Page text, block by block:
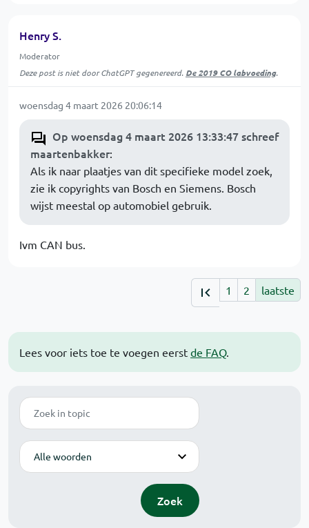
Lees voor iets toe te voegen eerst de FAQ.
Zoek
Modus
Zoek
Henry S.
Moderator
Deze post is niet door ChatGPT gegenereerd. De 2019 CO labvoeding.
woensdag 4 maart 2026 20:06:14
Op woensdag 4 maart 2026 13:33:47 schreef
maartenbakker:
Als ik naar plaatjes van dit specifieke model zoek,
zie ik copyrights van Bosch en Siemens. Bosch
wijst meestal op automobiel gebruik.
Ivm CAN bus.
1 2 laatste